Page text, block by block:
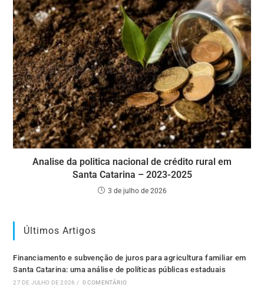
Analise da politica nacional de crédito rural em
Santa Catarina – 2023-2025
3 de julho de 2026
Últimos Artigos
Financiamento e subvenção de juros para agricultura familiar em
Santa Catarina: uma análise de políticas públicas estaduais
27 DE JULHO DE 2026 / 0 COMENTÁRIO